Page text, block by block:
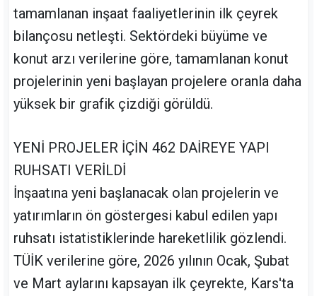
tamamlanan inşaat faaliyetlerinin ilk çeyrek
bilançosu netleşti. Sektördeki büyüme ve
konut arzı verilerine göre, tamamlanan konut
projelerinin yeni başlayan projelere oranla daha
yüksek bir grafik çizdiği görüldü.
YENİ PROJELER İÇİN 462 DAİREYE YAPI
RUHSATI VERİLDİ
İnşaatına yeni başlanacak olan projelerin ve
yatırımların ön göstergesi kabul edilen yapı
ruhsatı istatistiklerinde hareketlilik gözlendi.
TÜİK verilerine göre, 2026 yılının Ocak, Şubat
ve Mart aylarını kapsayan ilk çeyrekte, Kars'ta